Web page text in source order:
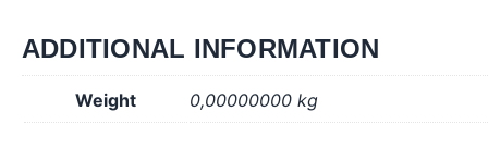
ADDITIONAL INFORMATION
Weight 0,00000000 kg